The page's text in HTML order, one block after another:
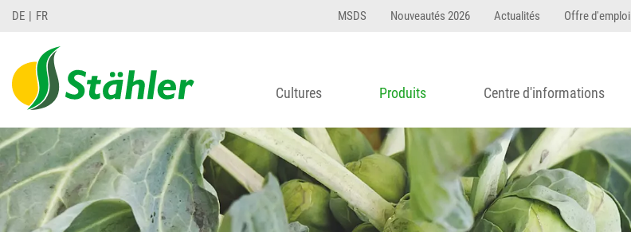
DE FR MSDS Nouveautés 2026 Actualités Offre d'emploi
Cultures Produits Centre d'informations